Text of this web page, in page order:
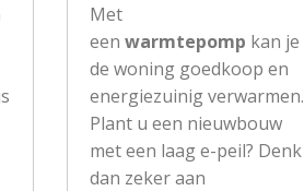
Met
een warmtepomp kan je
de woning goedkoop en
energiezuinig verwarmen.
Plant u een nieuwbouw
met een laag e-peil? Denk
dan zeker aan